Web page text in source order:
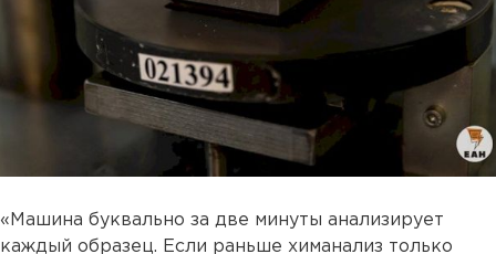
«Машина буквально за две минуты анализирует
каждый образец. Если раньше химанализ только